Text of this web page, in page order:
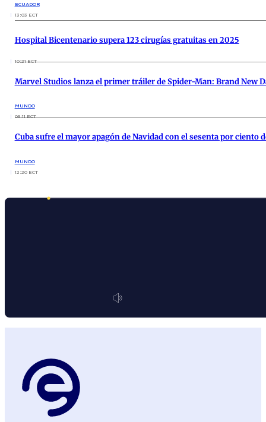
ECUADOR
13:03 ECT
Hospital Bicentenario supera 123 cirugías gratuitas en 2025
10:21 ECT
Marvel Studios lanza el primer tráiler de Spider-Man: Brand New
MUNDO
09:11 ECT
Cuba sufre el mayor apagón de Navidad con el sesenta por
MUNDO
12:20 ECT